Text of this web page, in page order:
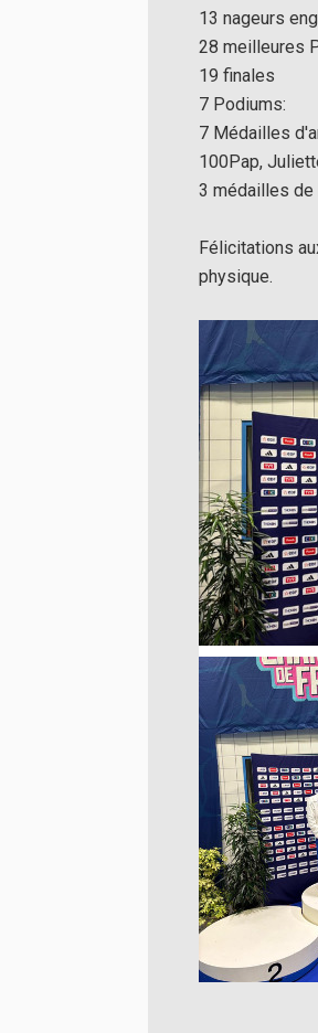
13 nageurs
28 meilleures
19 finales
7 Podiums:
7 Médailles
100Pap,
3 médailles de
Félicitations
physique.